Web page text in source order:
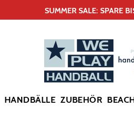
SUMMER SALE: SPARE
HANDBÄLLE ZUBEHÖR